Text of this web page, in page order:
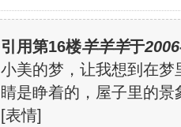
引用第16楼羊羊羊于
小美的梦，让我想到在
睛是睁着的，屋子里的
[表情]